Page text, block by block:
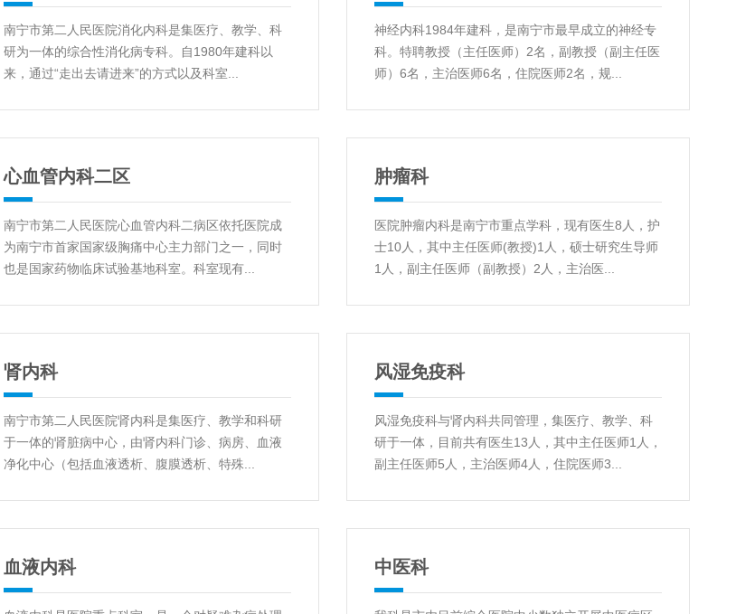
南宁市第二人民医院消化内科是集医疗、教学、科
研为一体的综合性消化病专科。自1980年建科以
来，通过“走出去请进来”的方式以及科室...
神经内科1984年建科，是南宁市最早成立的神经专
科。特聘教授（主任医师）2名，副教授（副主任医
师）6名，主治医师6名，住院医师2名，规...
心血管内科二区
南宁市第二人民医院心血管内科二病区依托医院成
为南宁市首家国家级胸痛中心主力部门之一，同时
也是国家药物临床试验基地科室。科室现有...
肿瘤科
医院肿瘤内科是南宁市重点学科，现有医生8人，护
士10人，其中主任医师(教授)1人，硕士研究生导师
1人，副主任医师（副教授）2人，主治医...
肾内科
南宁市第二人民医院肾内科是集医疗、教学和科研
于一体的肾脏病中心，由肾内科门诊、病房、血液
净化中心（包括血液透析、腹膜透析、特殊...
风湿免疫科
风湿免疫科与肾内科共同管理，集医疗、教学、科
研于一体，目前共有医生13人，其中主任医师1人，
副主任医师5人，主治医师4人，住院医师3...
血液内科 中医科